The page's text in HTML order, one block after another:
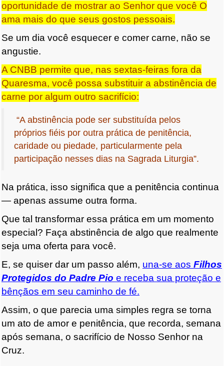
oportunidade de mostrar ao Senhor que você O
ama mais do que seus gostos pessoais.
Se um dia você esquecer e comer carne, não se
angustie.
A CNBB permite que, nas sextas-feiras fora da
Quaresma, você possa substituir a abstinência de
carne por algum outro sacrifício:
“A abstinência pode ser substituída pelos
próprios fiéis por outra prática de penitência,
caridade ou piedade, particularmente pela
participação nesses dias na Sagrada Liturgia”.
Na prática, isso significa que a penitência continua
— apenas assume outra forma.
Que tal transformar essa prática em um momento
especial? Faça abstinência de algo que realmente
seja uma oferta para você.
E, se quiser dar um passo além, una-se aos Filhos
Protegidos do Padre Pio e receba sua proteção e
bênçãos em seu caminho de fé.
Assim, o que parecia uma simples regra se torna
um ato de amor e penitência, que recorda, semana
após semana, o sacrifício de Nosso Senhor na
Cruz.